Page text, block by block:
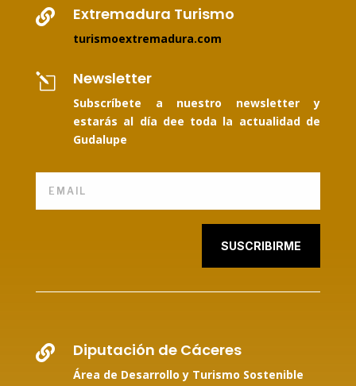
 Extremadura Turismo
turismoextremadura.com
l Newsletter
Subscríbete a nuestro newsletter y
estarás al día dee toda la actualidad de
Gudalupe
SUSCRIBIRME
 Diputación de Cáceres
Área de Desarrollo y Turismo Sostenible